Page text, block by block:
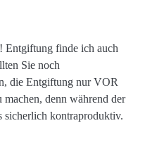
Entgiftung finde ich auch
Sie noch
die Entgiftung nur VOR
denn während der
sicherlich kontraproduktiv.